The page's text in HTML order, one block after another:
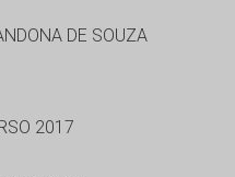
DE SOUZA
2017